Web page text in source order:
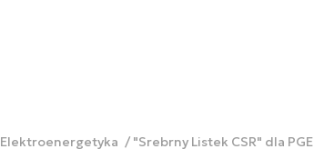
Elektroenergetyka "Srebrny Listek CSR" dla PGE